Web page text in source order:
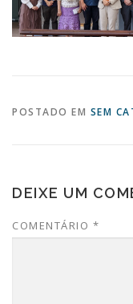
POSTADO EM SEM
DEIXE UM
COMENTÁRIO *